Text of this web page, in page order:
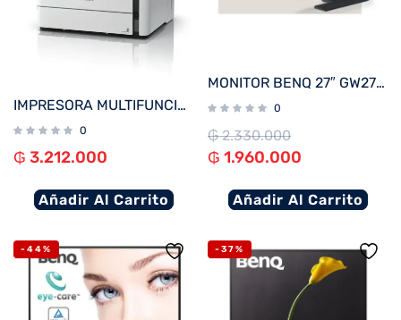
IMPRESORA MULTIFUNCIONAL EPSON M3170 ECOTANK RED O WIFI ADF USB BIVOLT
0
₲ 3.212.000
Añadir Al Carrito
MONITOR BENQ 27″ GW2780
0
₲2.330.000
₲ 1.960.000
Añadir Al Carrito
-44% -37%